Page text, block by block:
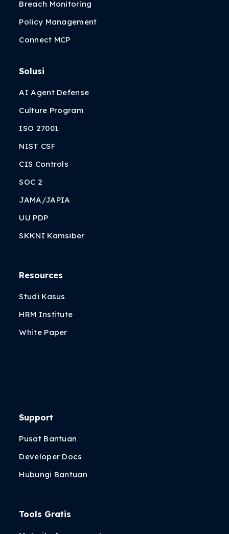
Breach Monitoring
Policy Management
Connect MCP
Solusi
AI Agent Defense
Culture Program
ISO 27001
NIST CSF
CIS Controls
SOC 2
JAMA/JAPIA
UU PDP
SKKNI Kamsiber
Resources
Studi Kasus
HRM Institute
White Paper
Support
Pusat Bantuan
Developer Docs
Hubungi Bantuan
Tools Gratis